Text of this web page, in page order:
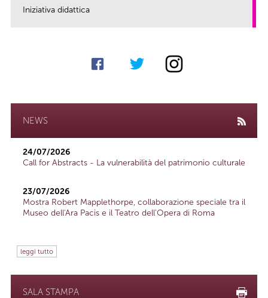
Iniziativa didattica
NEWS
24/07/2026
Call for Abstracts - La vulnerabilità del patrimonio culturale
23/07/2026
Mostra Robert Mapplethorpe, collaborazione speciale tra il
Museo dell'Ara Pacis e il Teatro dell'Opera di Roma
leggi tutto
SALA STAMPA